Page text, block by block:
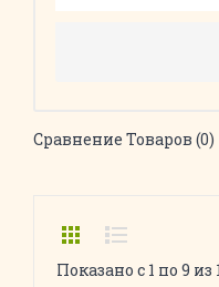
Сравнение Товаров (0)
Показано с 1 по 9 из